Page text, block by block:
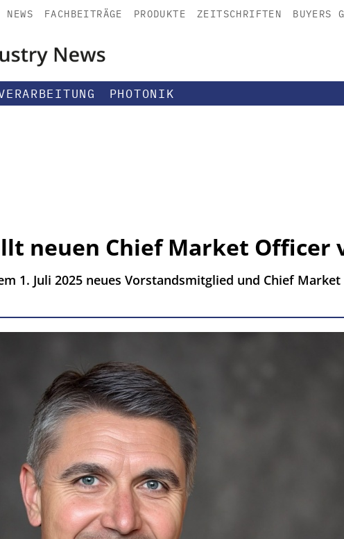
NEWS FACHBEITRÄGE PRODUKTE ZEITSCHRIFTEN BUYERS
PHOTONIK
neuen Chief Market Officer
1. Juli 2025 neues Vorstandsmitglied und Chief